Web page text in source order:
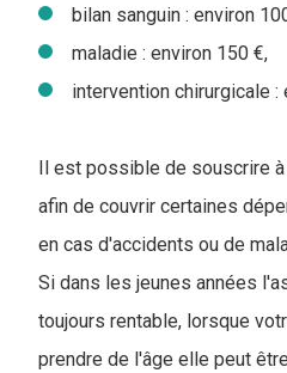
bilan sanguin : environ
maladie : environ 150 €,
intervention chirurgicale
Il est possible de souscrire à
afin de couvrir certaines
en cas d'accidents ou de
Si dans les jeunes années
toujours rentable, lorsque
prendre de l'âge elle peut